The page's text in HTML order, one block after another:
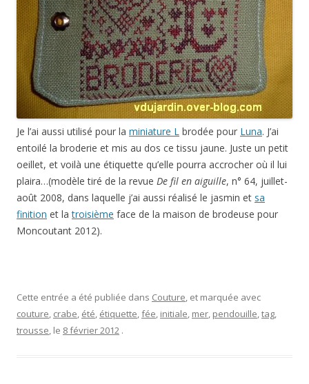
Je l’ai aussi utilisé pour la miniature L brodée pour Luna. J’ai
entoilé la broderie et mis au dos ce tissu jaune. Juste un petit
oeillet, et voilà une étiquette qu’elle pourra accrocher où il lui
plaira…(modèle tiré de la revue De fil en aiguille, n° 64, juillet-
août 2008, dans laquelle j’ai aussi réalisé le jasmin et sa
finition et latroisième face de la maison de brodeuse pour
Moncoutant 2012).
Cette entrée a été publiée dans Couture, et marquée avec
couture, crabe, été, étiquette,fée, initiale, mer, pendouille,tag,
trousse, le 8 février 2012 .